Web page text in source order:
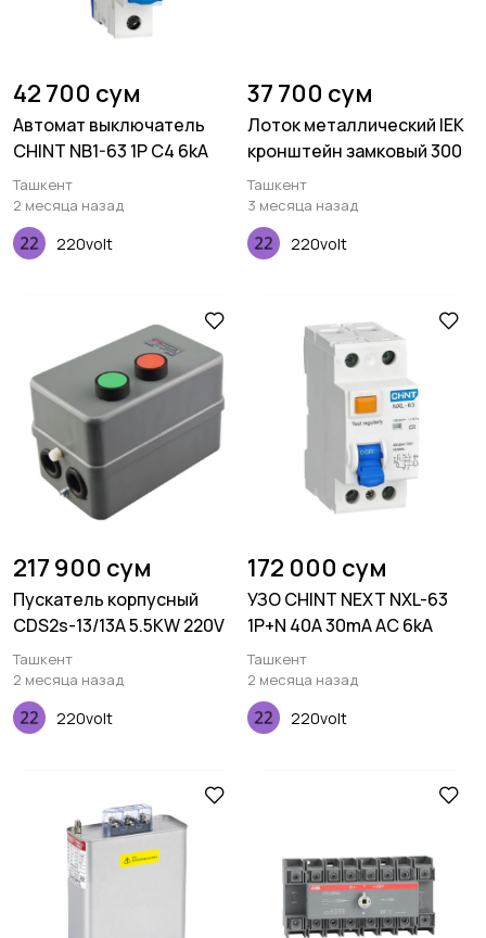
42 700 сум
Автомат выключатель
CHINT NB1-63 1P C4 6kA
Ташкент
2 месяца назад
220volt
37 700 сум
Лоток металлический IEK
кронштейн замковый 300
Ташкент
3 месяца назад
220volt
217 900 сум
Пускатель корпусный
CDS2s-13/13A 5.5KW 220V
Ташкент
2 месяца назад
220volt
172 000 сум
УЗО CHINT NEXT NXL-63
1P+N 40A 30mA AC 6kA
Ташкент
2 месяца назад
220volt